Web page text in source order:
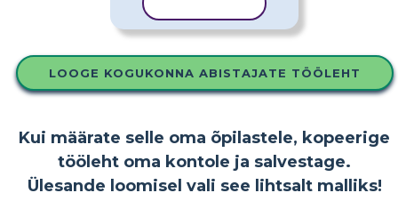
LOOGE KOGUKONNA ABISTAJATE TÖÖLEHT
Kui määrate selle oma õpilastele, kopeerige
tööleht oma kontole ja salvestage.
Ülesande loomisel vali see lihtsalt malliks!